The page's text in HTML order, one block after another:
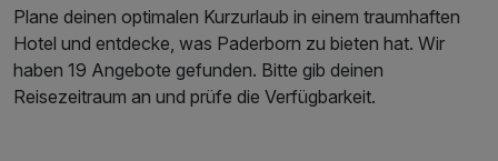
Plane deinen optimalen Kurzurlaub in einem traumhaften
Hotel und entdecke, was Paderborn zu bieten hat. Wir
haben 19 Angebote gefunden. Bitte gib deinen
Reisezeitraum an und prüfe die Verfügbarkeit.